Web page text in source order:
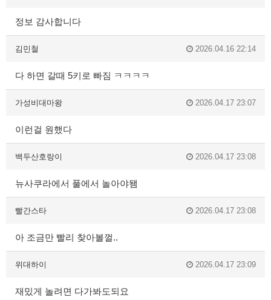
정보 감사합니다
김민철 2026.04.16 22:14
다 하면 갈때 5키로 빠짐 ㅋㅋㅋㅋ
가성비대마왕 2026.04.17 23:07
이런걸 원했다
백두산호랑이 2026.04.17 23:08
뉴사쿠라에서 풀에서 놀아야됌
빨간스타 2026.04.17 23:08
아 조금만 빨리 찾아볼껄..
위대하이 2026.04.17 23:09
재밌게 놀려면 다가봐도되요